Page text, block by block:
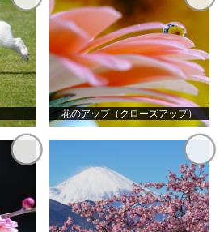
花のアップ（クローズアップ）